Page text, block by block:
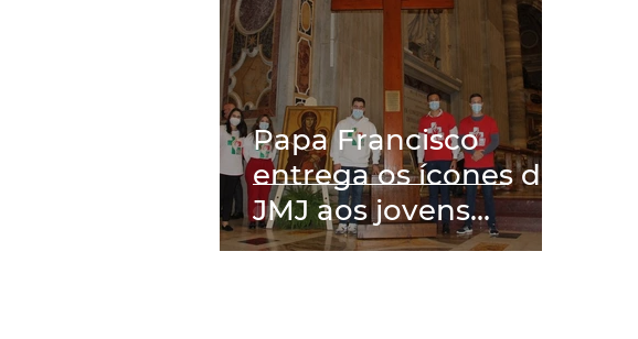
Papa Francisco
entrega os ícones da
JMJ aos jovens
portugueses